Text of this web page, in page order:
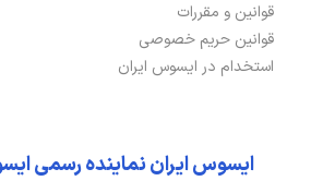
نوع باتری
صدا و دوربین
قوانین و مقررات
قوانین حریم خصوصی
استخدام در ایسوس ایران
ایسوس ایران نماینده رسمی